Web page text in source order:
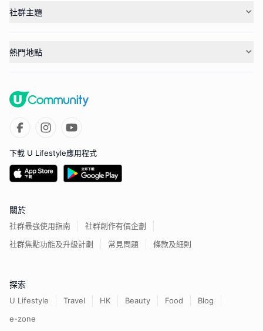
社群主題
熱門地點
下載 U Lifestyle應用程式
關於
社群最強使用指南
社群創作有價企劃
社群焦點功能及升級計劃
常見問題 條款及細則
探索
U Lifestyle Travel HK Beauty Food
Blog
e-zone